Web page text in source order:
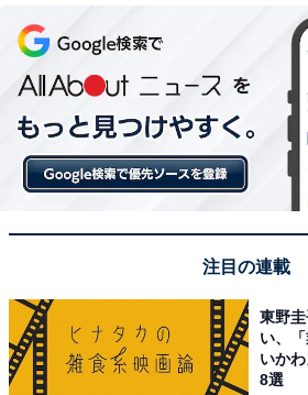
面でモデルに起用されています。
菜々緒さんといえば、2012年に発
『1028_24 菜々緒 超絶美脚写真集
披露している“菜々緒ポーズ”も有名
年ぶりとなる写真集『DIVINE』（
た。
8位までの全ラ
る
注目の連載
東野
い、
いか
8選